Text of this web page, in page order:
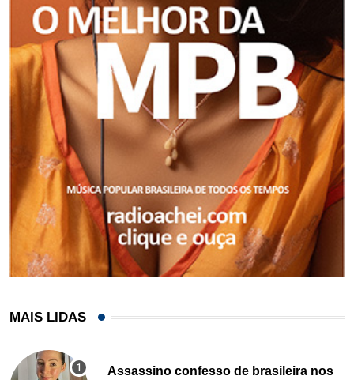
MAIS LIDAS
Assassino confesso de brasileira nos